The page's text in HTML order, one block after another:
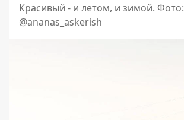
Красивый - и летом, и зимой. Фото:
@ananas_askerish